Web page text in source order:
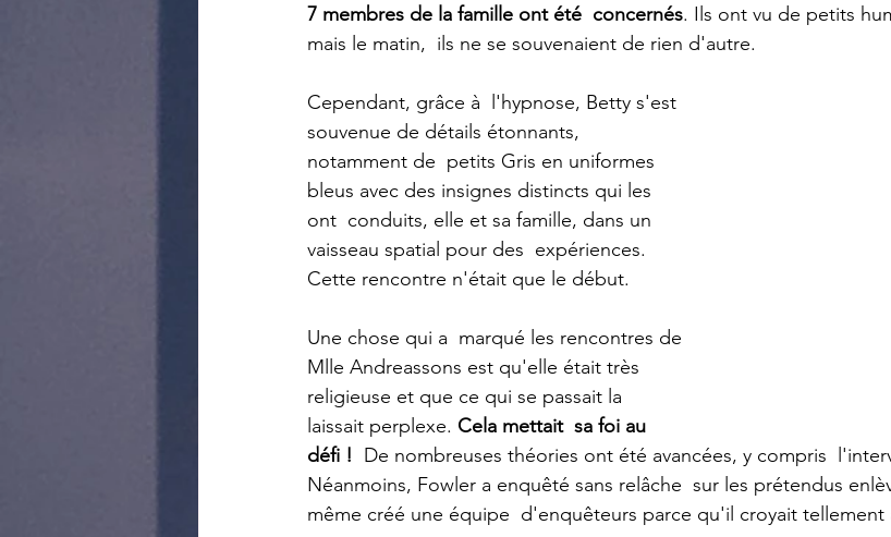
7 membres de la famille ont été  concernés. Ils ont vu de petits
mais le matin,  ils ne se souvenaient de rien d'autre.
Cependant, grâce à  l'hypnose, Betty s'est
souvenue de détails étonnants,
notamment de  petits Gris en uniformes
bleus avec des insignes distincts qui les
ont  conduits, elle et sa famille, dans un
vaisseau spatial pour des  expériences.
Cette rencontre n'était que le début.
Une chose qui a  marqué les rencontres de
Mlle Andreassons est qu'elle était très
religieuse et que ce qui se passait la
laissait perplexe. Cela mettait  sa foi au
défi !
De nombreuses théories ont été avancées, y compris
Néanmoins, Fowler a enquêté sans relâche  sur les prétendus
même créé une équipe  d'enquêteurs parce qu'il croyait tellement